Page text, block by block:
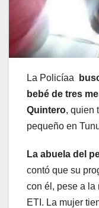
La Policíaa
bebé de tres
Quintero, quien
pequeño en
La abuela del
contó que su
con él, pese a la
ETI. La mujer